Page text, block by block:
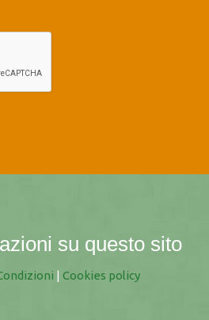
su questo sito
| Cookies policy